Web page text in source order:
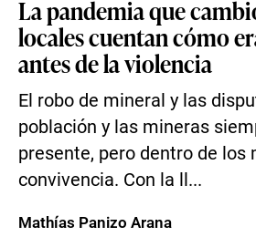
La pandemia que
locales cuentan cómo
antes de la violencia
El robo de mineral y las
población y las mineras
presente, pero dentro de los
convivencia. Con la ll...
Mathías Panizo Arana